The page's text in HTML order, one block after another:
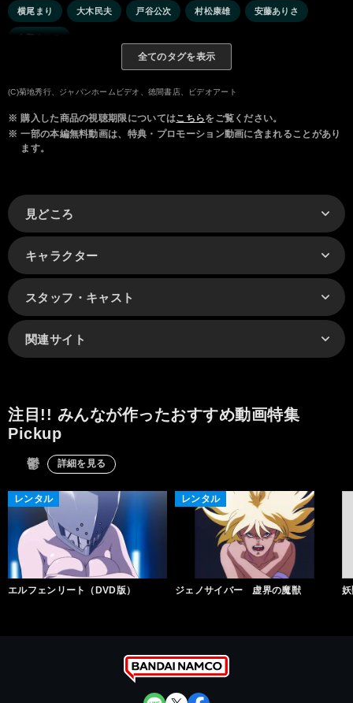
横尾まり 大木民夫 戸谷公次 村松康雄 安藤ありさ
向殿あさみ
全てのタグを表示
(C)菊地秀行、ジャパンホームビデオ、徳間書店、ビデオアート
※ 購入した商品の視聴期限についてはこちらをご覧ください。
※ 一部の本編無料動画は、特典・プロモーション動画に含まれることがあり
ます。
見どころ
キャラクター
スタッフ・キャスト
関連サイト
注目!! みんなが作ったおすすめ動画特集
Pickup
鬱 詳細を見る
レンタル
エルフェンリート（DVD版）
レンタル
ジェノサイバー 虚界の魔獣